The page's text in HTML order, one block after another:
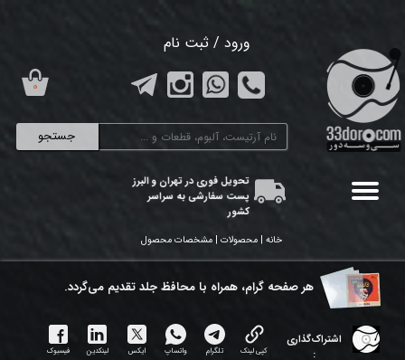
جستجو
ورود / ثبت نام
تغییر گذر واژه
سفارشات
تحویل فوری در تهران و البرز
پست سفارشی به سراسر
کشور
۰
خانه | محصولات | مشخصات محصول
هر ​صفحه گرام، همراه با محافظ جلد تقدیم می‌گردد.
اشتراک‌گذاری
:
کپی لینک تلگرام واتساپ ایکس لینکدین فیسبوک